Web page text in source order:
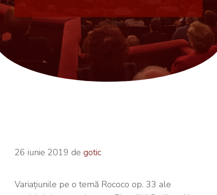
26 iunie 2019 de gotic
Variațiunile pe o temă Rococo op. 33 ale